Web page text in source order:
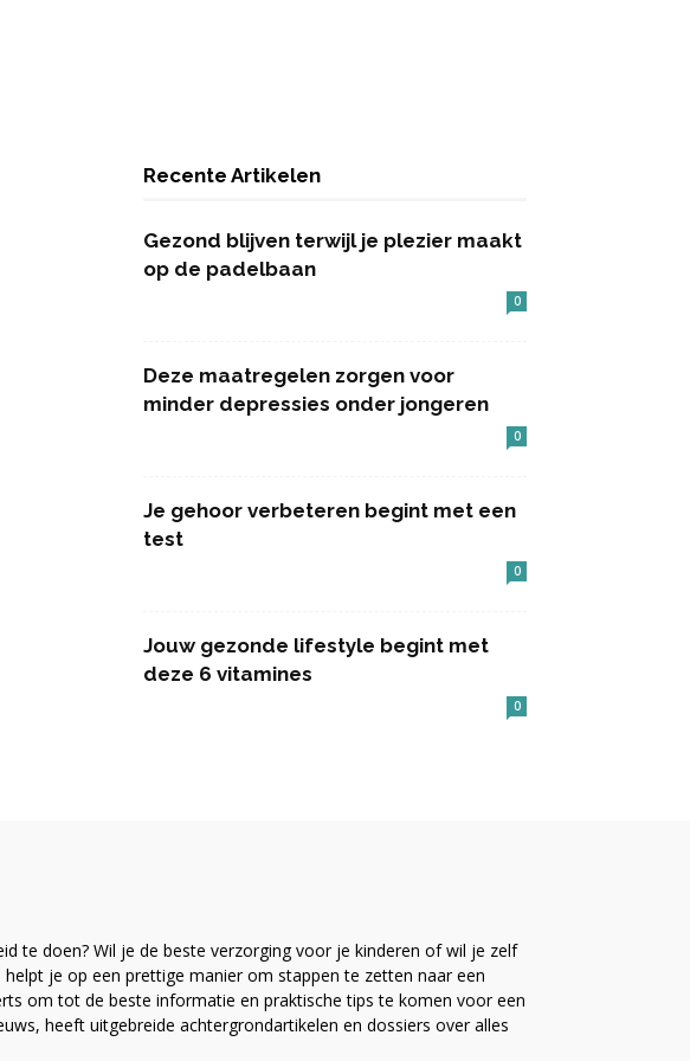
Recente Artikelen
Gezond blijven terwijl je plezier maakt
op de padelbaan
0
Deze maatregelen zorgen voor
minder depressies onder jongeren
0
Je gehoor verbeteren begint met een
test
0
Jouw gezonde lifestyle begint met
deze 6 vitamines
0
te doen? Wil je de beste verzorging voor je kinderen of wil je zelf
je op een prettige manier om stappen te zetten naar een
om tot de beste informatie en praktische tips te komen voor een
heeft uitgebreide achtergrondartikelen en dossiers over alles